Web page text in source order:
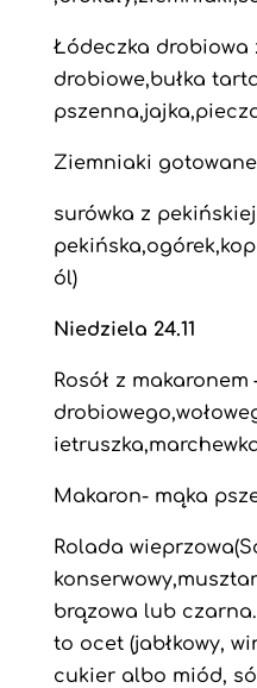
Łódeczka drobiowa
drobiowe,bułka
Ziemniaki gotowane
surówka z
ól)
Niedziela 24.11
Rosół z makaronem
Makaron- mąka
Rolada
brązowa lub
to ocet (jabłkowy,
cukier albo miód,